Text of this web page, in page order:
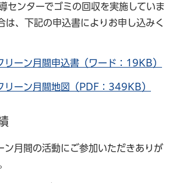
センターでゴミの回収を実施していま
は、下記の申込書によりお申し込みく
リーン月間申込書（ワード：19KB）
リーン月間地図（PDF：349KB）
ン月間の活動にご参加いただきありが